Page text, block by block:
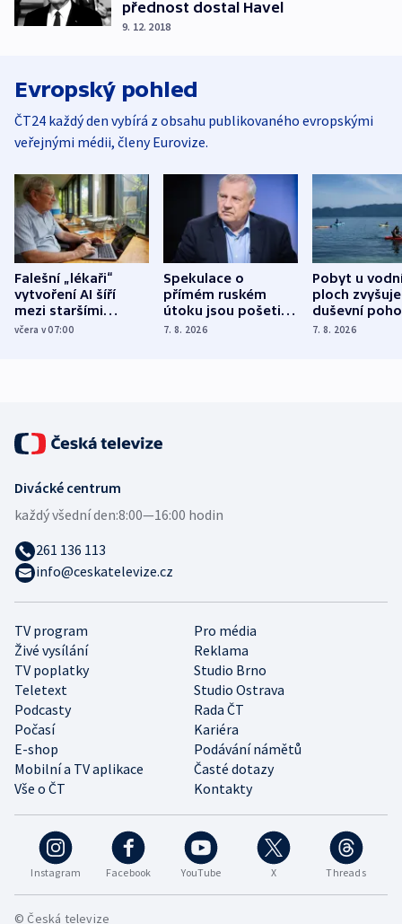
přednost dostal Havel
9. 12. 2018
Evropský pohled
ČT24 každý den vybírá z obsahu publikovaného evropskými
veřejnými médii, členy Eurovize.
Falešní „lékaři“
vytvoření AI šíří
mezi staršími
Poláky nebezpečné
včera v 07:00
Spekulace o
přímém ruském
útoku jsou pošetilé,
míní estonský
7. 8. 2026
Pobyt u
ploch zvyšuje
duševní
ukázala
7. 8. 2026
Instagram Facebook YouTube X Threads
TV program
Pro média
Živé vysílání
Reklama
TV poplatky
Studio Brno
Teletext
Studio Ostrava
Podcasty
Rada ČT
Počasí
Kariéra
E-shop
Podávání námětů
Mobilní a TV aplikace
Časté dotazy
Vše o ČT
Kontakty
Divácké centrum
každý všední den:8:00—16:00 hodin
261 136 113
info@ceskatelevize.cz
© Česká televize